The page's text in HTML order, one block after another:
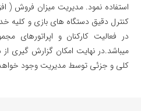
استفاده نمود. مدیریت میزان فروش (
کنترل دقیق دستگاه های بازی و کلیه
در فعالیت کارکنان و اپراتورهای
میباشد.در نهایت امکان گزارش گیری
کلی و جزئی توسط مدیریت وجود